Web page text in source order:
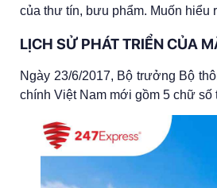
của thư tín, bưu phẩm. Muốn hiểu
LỊCH SỬ PHÁT TRIỂN CỦA
Ngày 23/6/2017, Bộ trưởng Bộ
chính Việt Nam mới gồm 5 chữ